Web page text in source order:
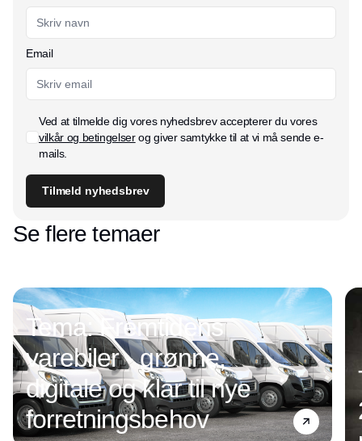
Email
Ved at tilmelde dig vores nyhedsbrev accepterer du vores
vilkår og betingelserog giver samtykke til at vi må sende e-
mails.
Tilmeld nyhedsbrev
Se flere temaer
Tema: Fremtidens
varebiler - grønne,
digitale og klar til nye
forretningsbehov